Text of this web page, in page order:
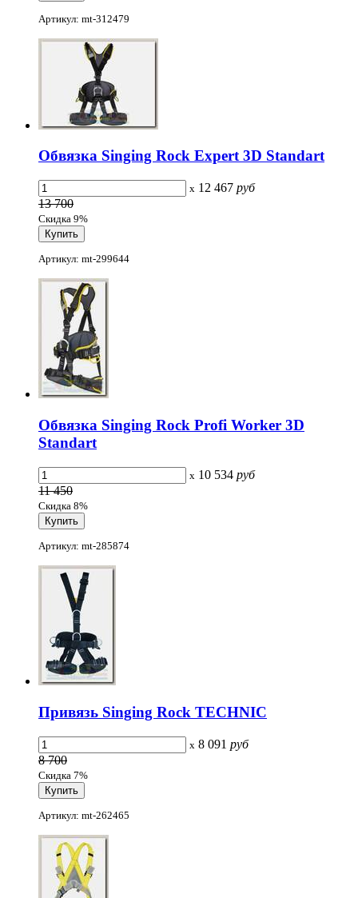
Артикул: mt-312479
Обвязка Singing Rock Expert 3D Standart
x 12 467 руб
13 700
Скидка 9%
Артикул: mt-299644
Обвязка Singing Rock Profi Worker 3D
Standart
x 10 534 руб
11 450
Скидка 8%
Артикул: mt-285874
Привязь Singing Rock TECHNIC
x 8 091 руб
8 700
Скидка 7%
Артикул: mt-262465